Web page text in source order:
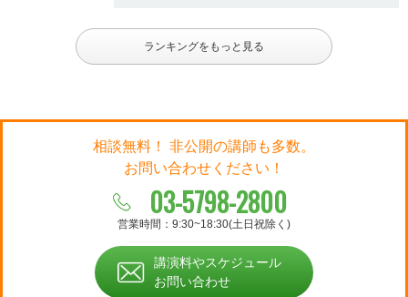
ランキングをもっと見る
相談無料！ 非公開の講師も多数。
お問い合わせください！
03-5798-2800
営業時間：9:30~18:30(土日祝除く)
講演料やスケジュール
お問い合わせ